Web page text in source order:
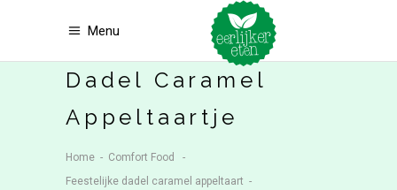
Menu
Dadel Caramel
Appeltaartje
Home - Comfort Food
-
Feestelijke dadel caramel appeltaart -